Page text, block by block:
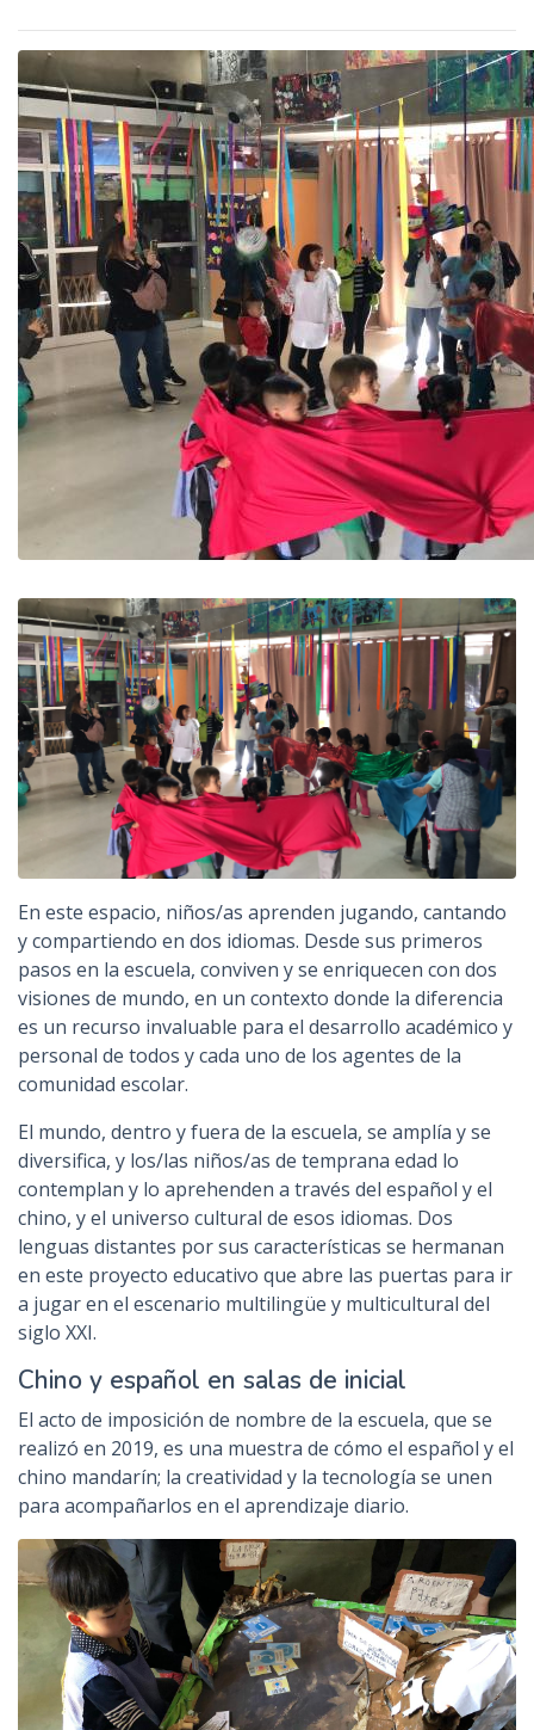
En este espacio, niños/as aprenden jugando, cantando
y compartiendo en dos idiomas. Desde sus primeros
pasos en la escuela, conviven y se enriquecen con dos
visiones de mundo, en un contexto donde la diferencia
es un recurso invaluable para el desarrollo académico y
personal de todos y cada uno de los agentes de la
comunidad escolar.
El mundo, dentro y fuera de la escuela, se amplía y se
diversifica, y los/las niños/as de temprana edad lo
contemplan y lo aprehenden a través del español y el
chino, y el universo cultural de esos idiomas. Dos
lenguas distantes por sus características se hermanan
en este proyecto educativo que abre las puertas para ir
a jugar en el escenario multilingüe y multicultural del
siglo XXI.
Chino y español en salas de inicial
El acto de imposición de nombre de la escuela, que se
realizó en 2019, es una muestra de cómo el español y el
chino mandarín; la creatividad y la tecnología se unen
para acompañarlos en el aprendizaje diario.